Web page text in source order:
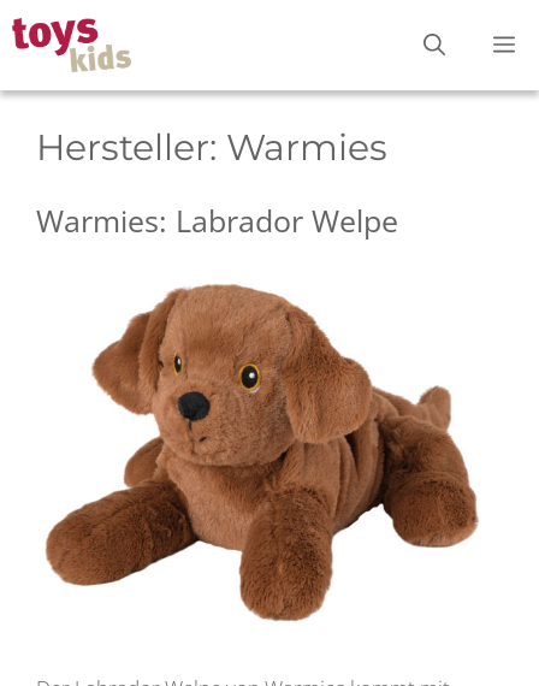
Zum
Inhalt
springen
Hersteller: Warmies
Warmies: Labrador Welpe